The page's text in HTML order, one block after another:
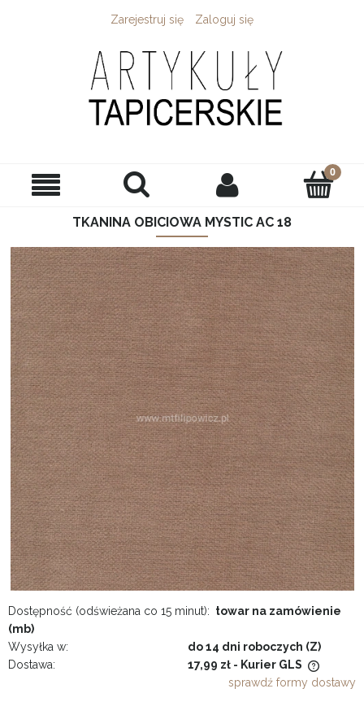
Zarejestruj się Zaloguj się
TKANINA OBICIOWA MYSTIC AC 18
Dostępność (odświeżana co 15 minut): towar na zamówienie
(mb)
Wysyłka w:
do 14 dni roboczych (Z)
Dostawa:
17,99 zł - Kurier GLS
Cena nie zawiera ewentualnych kosztów płatności
sprawdź formy dostawy